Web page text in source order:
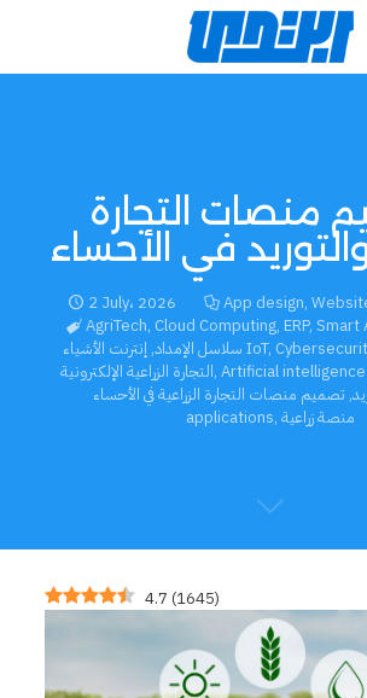
منصات التجارة
والتوريد في الأحساء
2 July، 2026 App design,
AgriTech, Cloud Computing, ERP, Smart
سلاسل الإمداد, إنترنت الأشياء IoT,
التجارة الزراعية الإلكترونية, Artificial
, تصميم منصات التجارة الزراعية في الأحساء
applications, منصة زراعية
4.7 (1645)